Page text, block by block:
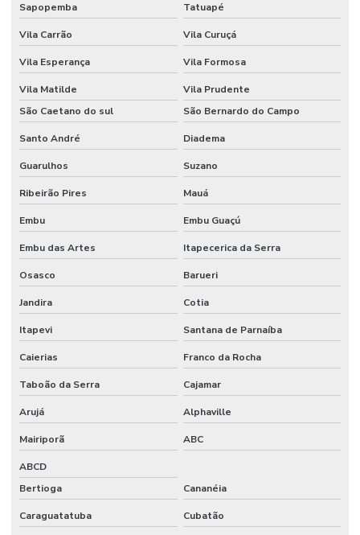
Filmes Para Embalagem Alimentícia
Filmes Plásticos Para Embalagem
Filmes Plásticos Para Embalagens Flexíveis
Filmes Plásticos Para Medicamentos
Filmes Plásticos Recicláveis Para Alimentos
Filmes Técnicos Para Embalagem E Protetores
Filmes Técnicos Personalizados Para Setores
Fornecedor De Aparas Plásticas
Fornecedor De Embalagens Técnicas Para Eletrônicos
Fornecedor De Filme Técnico Sob Demanda
Fornecedor De Filmes Técnicos Personalizados
Fornecedor De Grãos De Plástico
Fornecedor De Grãos De Plástico Preto
Fornecedor De Plásticos Recuperados
Sapopemba Tatuapé
Vila Carrão Vila Curuçá
Vila Esperança Vila Formosa
Vila Matilde
Vila Prudente
São Caetano do sul
São Bernardo do Campo
Santo André Diadema
Guarulhos Suzano
Ribeirão Pires Mauá
Embu Embu Guaçú
Embu das Artes Itapecerica da Serra
Osasco Barueri
Jandira Cotia
Itapevi Santana de Parnaíba
Caierias Franco da Rocha
Taboão da Serra Cajamar
Arujá Alphaville
Mairiporã ABC
ABCD
Bertioga
Cananéia
Caraguatatuba Cubatão